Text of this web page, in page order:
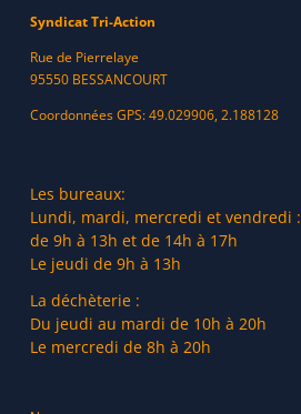
Syndicat Tri-Action
Rue de Pierrelaye
95550 BESSANCOURT
Coordonnées GPS: 49.029906, 2.188128
Les bureaux:
Lundi, mardi, mercredi et vendredi :
de 9h à 13h et de 14h à 17h
Le jeudi de 9h à 13h
La déchèterie :
Du jeudi au mardi de 10h à 20h
Le mercredi de 8h à 20h